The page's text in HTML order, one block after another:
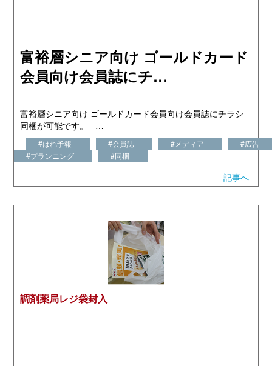
富裕層シニア向け ゴールドカード
会員向け会員誌にチ…
富裕層シニア向け ゴールドカード会員向け会員誌にチラシ
同梱が可能です。 …
#はれ予報 #会員誌 #メディア
#広告
#プランニング
#同梱
記事へ
調剤薬局レジ袋封入